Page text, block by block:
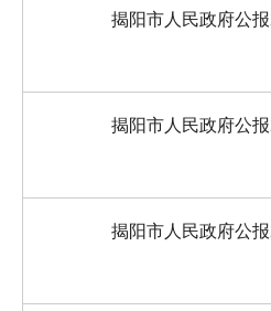
揭阳市人民政府公
揭阳市人民政府公
揭阳市人民政府公